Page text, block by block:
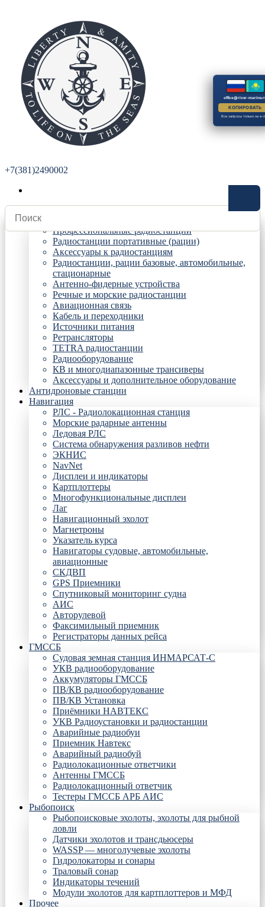
+7(381)2490002
Радиостанции
Профессиональные радиостанции
Радиостанции портативные (рации)
Аксессуары к радиостанциям
Радиостанции, рации базовые, автомобильные,
стационарные
Антенно-фидерные устройства
Речные и морские радиостанции
Авиационная связь
Кабель и переходники
Источники питания
Ретрансляторы
TETRA радиостанции
Радиооборудование
КВ и многодиапазонные трансиверы
Аксессуары и дополнительное оборудование
Антидроновые станции
Навигация
РЛС - Радиолокационная станция
Морские радарные антенны
Ледовая РЛС
Система обнаружения разливов нефти
ЭКНИС
NavNet
Дисплеи и индикаторы
Картплоттеры
Многофункциональные дисплеи
Лаг
Навигационный эхолот
Магнетроны
Указатель курса
Навигаторы судовые, автомобильные,
авиационные
СКДВП
GPS Приемники
Спутниковый мониторинг судна
АИС
Авторулевой
Факсимильный приемник
Регистраторы данных рейса
ГМССБ
Судовая земная станция ИНМАРСАТ-С
УКВ радиооборудование
Аккумуляторы ГМССБ
ПВ/КВ радиооборудование
ПВ/КВ Установка
Приёмники НАВТЕКС
УКВ Радиоустановки и радиостанции
Аварийные радиобуи
Приемник Навтекс
Аварийный радиобуй
Радиолокационные ответчики
Антенны ГМССБ
Радиолокационный ответчик
Тестеры ГМССБ АРБ АИС
Рыбопоиск
Рыбопоисковые эхолоты, эхолоты для рыбной
ловли
Датчики эхолотов и трансдьюсеры
WASSP — многолучевые эхолоты
Гидролокаторы и сонары
Траловый сонар
Индикаторы течений
Модули эхолотов для картплоттеров и МФД
Прочее
office@river-
КОПИРОВАТЬ
Все запросы только на e-